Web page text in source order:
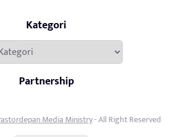
Kategori
Partnership
Media Ministry- All Right Reserved